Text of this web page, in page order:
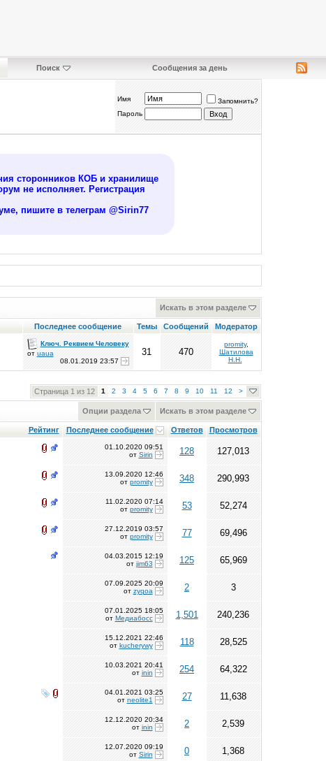
Поиск Сообщения за день
Имя
Запомнить?
Пароль
сторонников КОБ и хранилище
не исполняет. Регистрация
пишите в телеграм @Sirin77
Искать в этом разделе
Последнее сообщение Темы Сообщений Модератор
Ключ. Реквием Человеку
от uaua
08.01.2019 23:57
31 470
promity,
Шатилова
Н.Н.
Страница 1 из 12 1 2 3 4 5 6 7 8 9 10 11 12 >
Опции раздела Искать в этом разделе
Рейтинг Последнее сообщение Ответов Просмотров
01.10.2020 09:51
от Sirin 128 127,013
13.09.2020 12:46
от promity 348 290,993
11.02.2020 07:14
от promity 53 52,274
27.12.2019 03:57
от promity 77 69,496
04.03.2015 12:19
от jim63 125 65,969
07.09.2025 20:09
от zyqoa 2 3
07.01.2025 18:05
от Медиабосс 1,501 240,236
15.12.2021 22:46
от kucherywy 118 28,525
10.03.2021 20:41
от inin 254 64,322
04.01.2021 03:25
от neolite1 27 11,638
12.12.2020 20:34
от inin 2 2,539
12.07.2020 09:19
от Sirin 0 1,368